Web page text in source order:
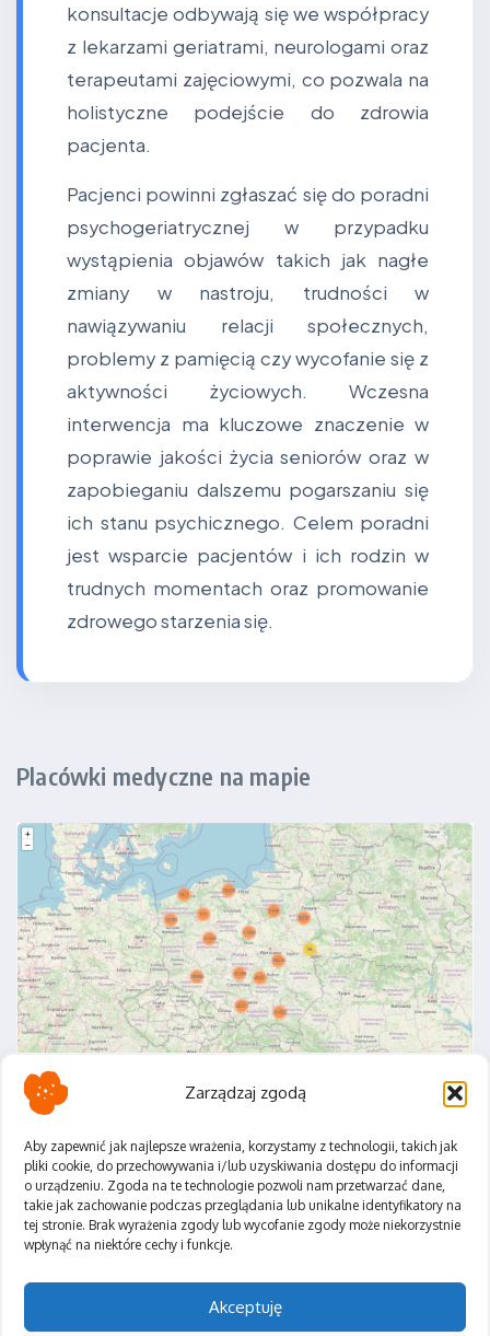
Zarządzaj zgodą
Aby zapewnić jak najlepsze wrażenia, korzystamy z technologii, takich jak
pliki cookie, do przechowywania i/lub uzyskiwania dostępu do informacji
o urządzeniu. Zgoda na te technologie pozwoli nam przetwarzać dane,
takie jak zachowanie podczas przeglądania lub unikalne identyfikatory na
tej stronie. Brak wyrażenia zgody lub wycofanie zgody może niekorzystnie
wpłynąć na niektóre cechy i funkcje.
Akceptuję
konsultacje odbywają się we współpracy
z lekarzami geriatrami, neurologami oraz
terapeutami zajęciowymi, co pozwala na
holistyczne podejście do zdrowia
pacjenta.
Pacjenci powinni zgłaszać się do poradni
psychogeriatrycznej w przypadku
wystąpienia objawów takich jak nagłe
zmiany w nastroju, trudności w
nawiązywaniu relacji społecznych,
problemy z pamięcią czy wycofanie się z
aktywności życiowych. Wczesna
interwencja ma kluczowe znaczenie w
poprawie jakości życia seniorów oraz w
zapobieganiu dalszemu pogarszaniu się
ich stanu psychicznego. Celem poradni
jest wsparcie pacjentów i ich rodzin w
trudnych momentach oraz promowanie
zdrowego starzenia się.
Placówki medyczne na mapie
Polityka Prywatności
Regulamin